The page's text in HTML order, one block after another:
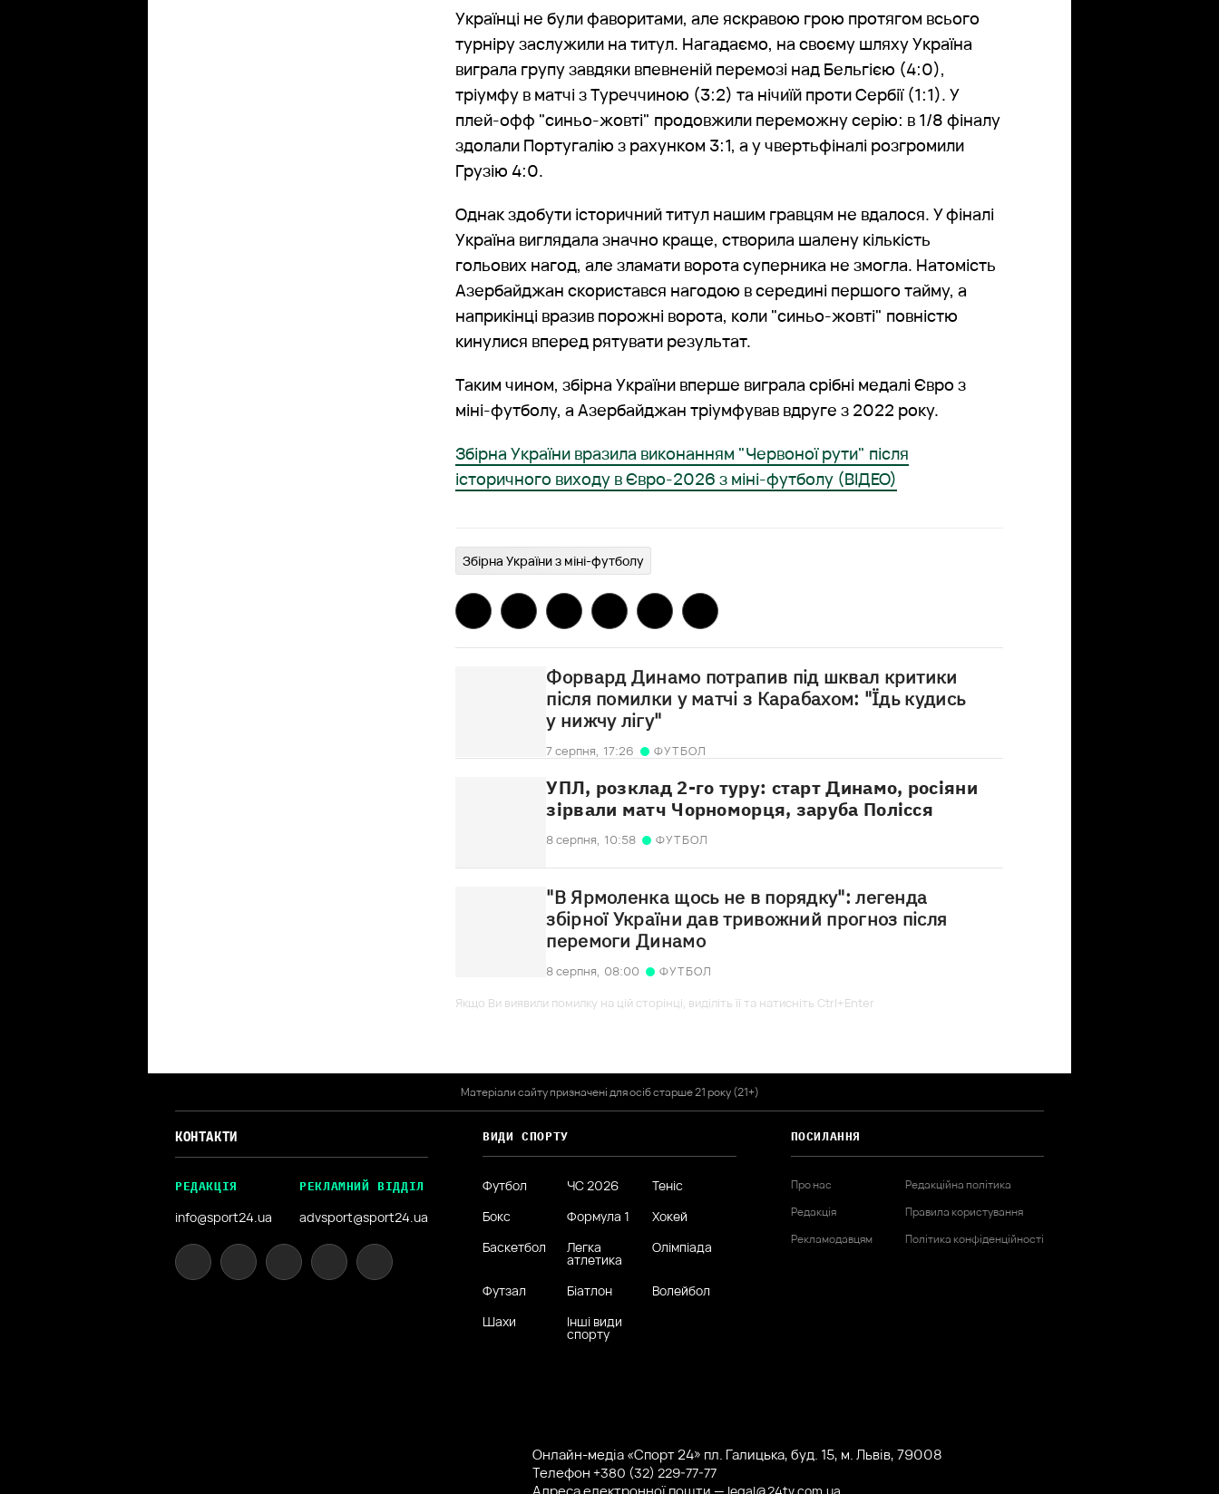
Українці не були фаворитами, але яскравою грою протягом всього
турніру заслужили на титул. Нагадаємо, на своєму шляху Україна
виграла групу завдяки впевненій перемозі над Бельгією (4:0),
тріумфу в матчі з Туреччиною (3:2) та нічиїй проти Сербії (1:1). У
плей-офф "синьо-жовті" продовжили переможну серію: в 1/8 фіналу
здолали Португалію з рахунком 3:1, а у чвертьфіналі розгромили
Грузію 4:0.
Однак здобути історичний титул нашим гравцям не вдалося. У фіналі
Україна виглядала значно краще, створила шалену кількість
гольових нагод, але зламати ворота суперника не змогла. Натомість
Азербайджан скористався нагодою в середині першого тайму, а
наприкінці вразив порожні ворота, коли "синьо-жовті" повністю
кинулися вперед рятувати результат.
Таким чином, збірна України вперше виграла срібні медалі Євро з
міні-футболу, а Азербайджан тріумфував вдруге з 2022 року.
Збірна України вразила виконанням "Червоної рути" після
історичного виходу в Євро-2026 з міні-футболу (ВІДЕО)
Збірна України з міні-футболу
Форвард Динамо потрапив під шквал критики
після помилки у матчі з Карабахом: "Їдь кудись
у нижчу лігу"
7 серпня, 17:26 ФУТБОЛ
УПЛ, розклад 2-го туру: старт Динамо, росіяни
зірвали матч Чорноморця, заруба Полісся
8 серпня, 10:58 ФУТБОЛ
"В Ярмоленка щось не в порядку": легенда
збірної України дав тривожний прогноз після
перемоги Динамо
8 серпня, 08:00
ФУТБОЛ
Якщо Ви виявили помилку на цій сторінці, виділіть її та натисніть Ctrl+Enter
Матеріали сайту призначені для осіб старше 21 року (21+)
КОНТАКТИ
РЕДАКЦІЯ
info@sport24.ua
РЕКЛАМНИЙ ВІДДІЛ
advsport@sport24.ua
ВИДИ СПОРТУ
Футбол ЧС 2026
Теніс
Бокс
Формула 1
Хокей
Баскетбол
Легка
атлетика
Олімпіада
Футзал Біатлон
Волейбол
Шахи
Інші види
спорту
ПОСИЛАННЯ
Про нас
Редакція
Рекламодавцям
Редакційна політика
Правила користування
Політика конфіденційності
Онлайн-медіа «Спорт 24» пл. Галицька, буд. 15, м. Львів, 79008
Телефон+380 (32) 229-77-77